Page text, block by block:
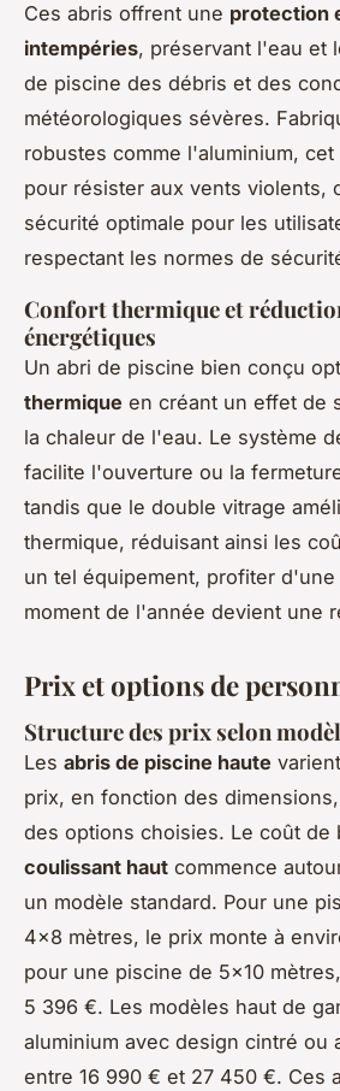
Ces abris offrent une protection
intempéries, préservant l'eau et
de piscine des débris et des
météorologiques sévères.
robustes comme l'aluminium,
pour résister aux vents violents,
sécurité optimale pour les
respectant les normes de
Confort thermique et
énergétiques
Un abri de piscine bien conçu
thermique en créant un effet de
la chaleur de l'eau. Le système
facilite l'ouverture ou la
tandis que le double vitrage
thermique, réduisant ainsi les
un tel équipement, profiter
moment de l'année devient une
Prix et options de
Structure des prix selon
Les abris de piscine haute
prix, en fonction des
des options choisies. Le coût de
coulissant haut commence
un modèle standard. Pour une
4x8 mètres, le prix monte à
pour une piscine de 5x10
5 396 €. Les modèles haut de
aluminium avec design cintré ou
entre 16 990 € et 27 450 €. Ces